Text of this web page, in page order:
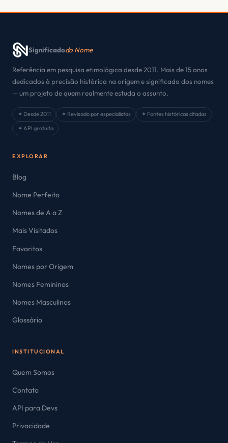
Significadodo Nome
Referência em pesquisa etimológica desde 2011. Mais de 15 anos
dedicados à precisão histórica na origem e significado dos nomes
— um projeto de quem realmente estuda o assunto.
✦ Desde 2011 ✦ Revisado por especialistas
✦ Fontes históricas citadas
✦ API gratuita
EXPLORAR
Blog
Nome Perfeito
Nomes de A a Z
Mais Visitados
Favoritos
Nomes por Origem
Nomes Femininos
Nomes Masculinos
Glossário
INSTITUCIONAL
Quem Somos
Contato
API para Devs
Privacidade